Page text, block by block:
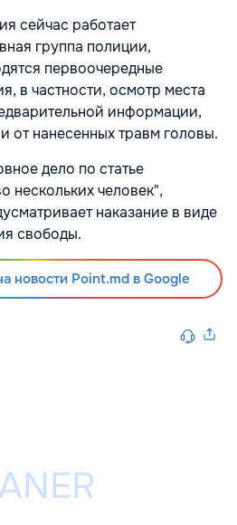
сейчас работает
группа полиции,
первоочередные
в частности, осмотр места
информации,
от нанесенных травм головы.
дело по статье
нескольких человек",
наказание в виде
свободы.
новости Point.md в Google